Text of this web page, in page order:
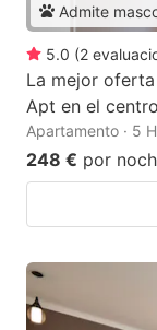
Admite
5.0 (2
La mejor
Apt en el
Apartamento · 5
248 € por